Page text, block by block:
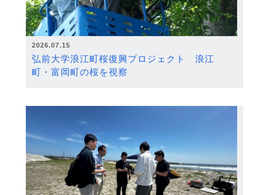
2026.07.15
弘前大学浪江町桜復興プロジェクト 浪江
町・富岡町の桜を視察